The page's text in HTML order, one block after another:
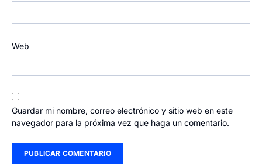
Web
Guardar mi nombre, correo electrónico y sitio web en este
navegador para la próxima vez que haga un comentario.